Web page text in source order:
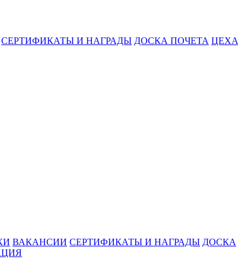
СЕРТИФИКАТЫ И НАГРАДЫ ДОСКА ПОЧЕТА ЦЕХА
ВАКАНСИИ СЕРТИФИКАТЫ И НАГРАДЫ ДОСКА